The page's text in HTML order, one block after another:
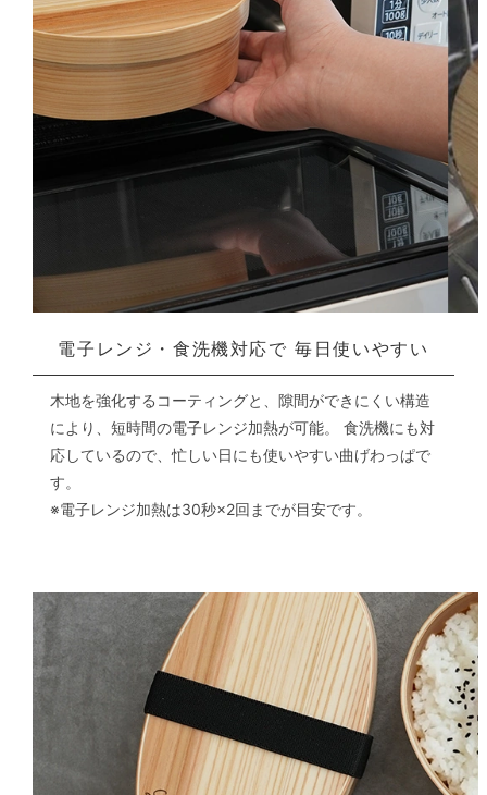
電子レンジ・食洗機対応で 毎日使いやすい
木地を強化するコーティングと、隙間ができにくい構造
により、短時間の電子レンジ加熱が可能。
食洗機にも対
応しているので、忙しい日にも使いやすい曲げわっぱで
す。
※電子レンジ加熱は30秒×2回までが目安です。